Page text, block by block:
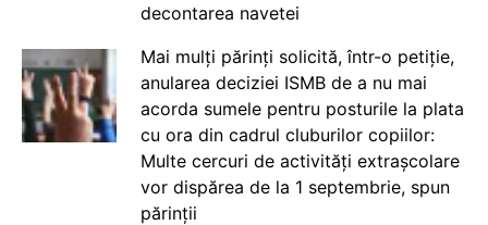
decontarea navetei
Mai mulți părinți solicită, într-o petiție,
anularea deciziei ISMB de a nu mai
acorda sumele pentru posturile la plata
cu ora din cadrul cluburilor copiilor:
Multe cercuri de activități extrașcolare
vor dispărea de la 1 septembrie, spun
părinții